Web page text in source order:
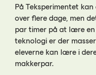
På Teksperimentet
over flere dage, men
par timer på at lære
teknologi er der
eleverne kan lære i
makkerpar.